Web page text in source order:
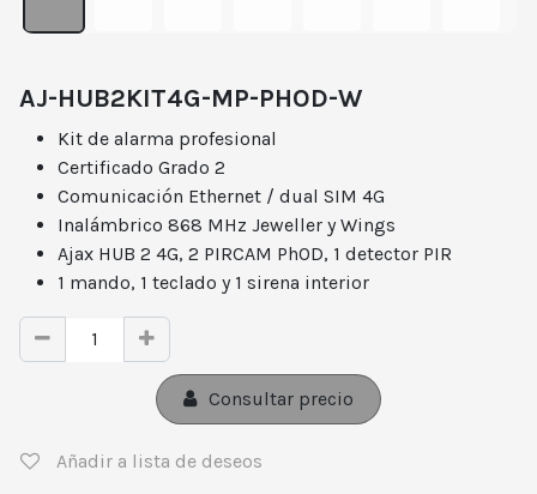
AJ-HUB2KIT4G-MP-PHOD-W
Kit de alarma profesional
Certificado Grado 2
Comunicación Ethernet / dual SIM 4G
Inalámbrico 868 MHz Jeweller y Wings
Ajax HUB 2 4G, 2 PIRCAM PhOD, 1 detector PIR
1 mando, 1 teclado y 1 sirena interior
Consultar precio
Añadir a lista de deseos